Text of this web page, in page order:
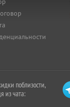
поблизости,
из чата: